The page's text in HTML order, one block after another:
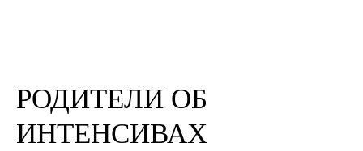
РОДИТЕЛИ ОБ
ИНТЕНСИВАХ